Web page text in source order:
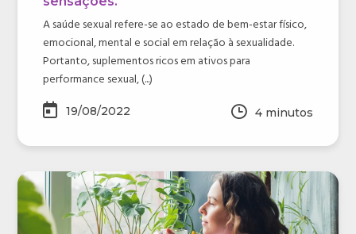
A saúde sexual refere-se ao estado de bem-estar físico,
emocional, mental e social em relação à sexualidade.
Portanto, suplementos ricos em ativos para
performance sexual, (...)
19/08/2022 4 minutos